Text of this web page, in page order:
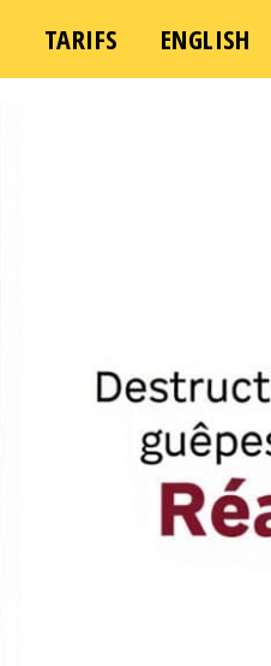
TARIFS ENGLISH